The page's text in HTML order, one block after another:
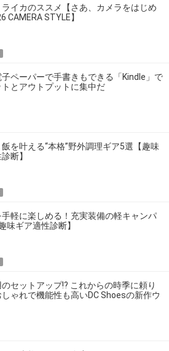
ライカのススメ【さあ、カメラをはじめ
CAMERA STYLE】
子ペーパーで手書きもできる「Kindle」で
トとアウトプットに集中だ
を叶える“本格”野外調理ギア5選【趣味
断】
軽に楽しめる！充実装備の軽キャンパ
味ギア適性診断】
セットアップ!? これからの時季に頼り
ゃれで機能性も高いDC Shoesの新作ウ